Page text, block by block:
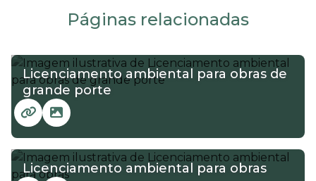
Páginas relacionadas
Licenciamento ambiental para obras de
grande porte
Licenciamento ambiental para obras